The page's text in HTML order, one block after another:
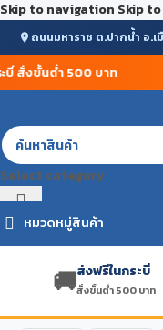
Skip to navigation Skip
ถนนมหาราช ต.ปากน้ำ อ.เ
งขั้นต่ำ 500 บาท
Select category
หมวดหมู่สินค้า
🚚ส่งฟรีในกระบี่
สั่งขั้นต่ำ 500 บาท